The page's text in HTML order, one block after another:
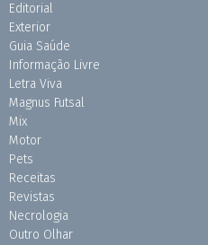
Editorial
Exterior
Guia Saúde
Informação Livre
Letra Viva
Magnus Futsal
Mix
Motor
Pets
Receitas
Revistas
Necrologia
Outro Olhar